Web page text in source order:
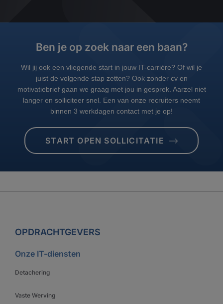
Ben je op zoek naar een baan?
Wil jij ook een vliegende start in jouw IT-carrière? Of wil je
juist de volgende stap zetten? Ook zonder cv en
motivatiebrief gaan we graag met jou in gesprek. Aarzel niet
langer en solliciteer snel. Een van onze recruiters neemt
binnen 3 werkdagen contact met je op!
START OPEN SOLLICITATIE
OPDRACHTGEVERS
Onze IT-diensten
Detachering
Vaste Werving